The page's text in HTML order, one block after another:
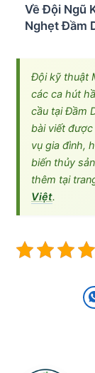
Về Đội Ngũ
Nghẹt Đầm
Đội kỹ thuật
các ca hút
cầu tại Đầm
bài viết
vụ gia đình,
biến thủy
thêm tại
Việt.